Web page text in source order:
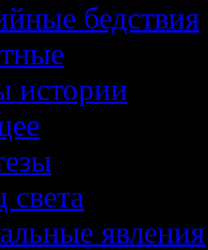
бедствия
истории
света
явления